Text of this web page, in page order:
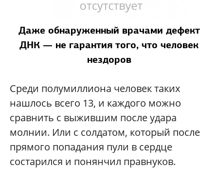
Даже обнаруженный врачами дефект
ДНК — не гарантия того, что человек
нездоров
Среди полумиллиона человек таких
нашлось всего 13, и каждого можно
сравнить с выжившим после удара
молнии. Или с солдатом, который после
прямого попадания пули в сердце
состарился и понянчил правнуков.